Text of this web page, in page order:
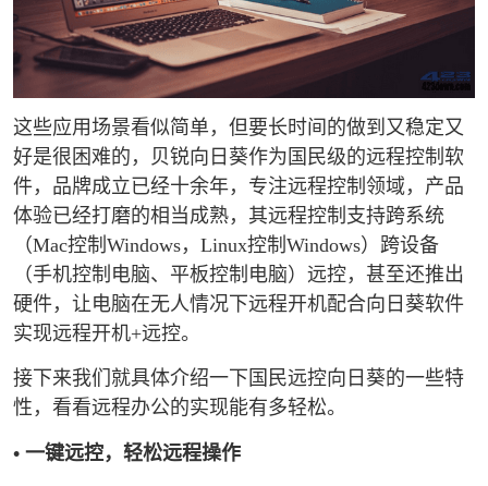
这些应用场景看似简单，但要长时间的做到又稳定又
好是很困难的，贝锐向日葵作为国民级的远程控制软
件，品牌成立已经十余年，专注远程控制领域，产品
体验已经打磨的相当成熟，其远程控制支持跨系统
（Mac控制Windows，Linux控制Windows）跨设备
（手机控制电脑、平板控制电脑）远控，甚至还推出
硬件，让电脑在无人情况下远程开机配合向日葵软件
实现远程开机+远控。
接下来我们就具体介绍一下国民远控向日葵的一些特
性，看看远程办公的实现能有多轻松。
• 一键远控，轻松远程操作